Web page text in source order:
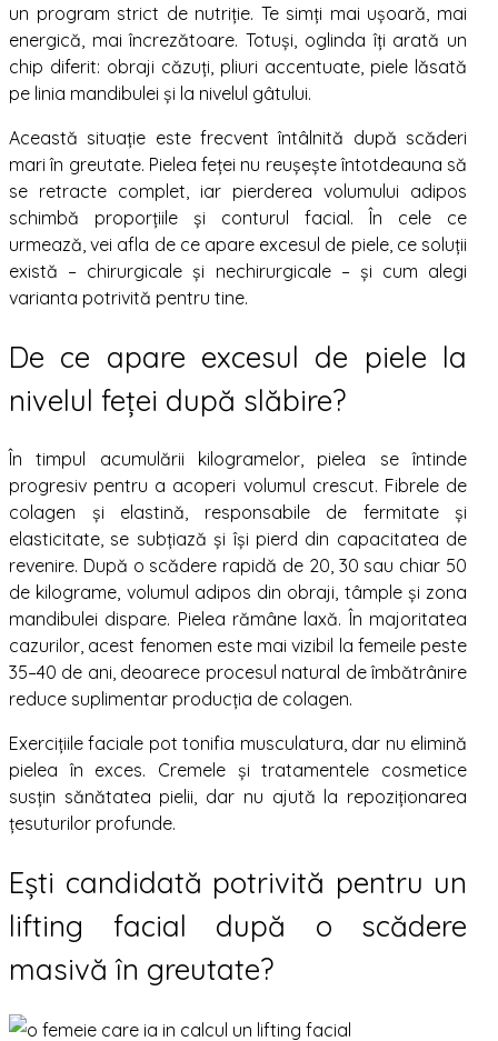
un program strict de nutriție. Te simți mai ușoară, mai
energică, mai încrezătoare. Totuși, oglinda îți arată un
chip diferit: obraji căzuți, pliuri accentuate, piele lăsată
pe linia mandibulei și la nivelul gâtului.
Această situație este frecvent întâlnită după scăderi
mari în greutate. Pielea feței nu reușește întotdeauna să
se retracte complet, iar pierderea volumului adipos
schimbă proporțiile și conturul facial. În cele ce
urmează, vei afla de ce apare excesul de piele, ce soluții
există – chirurgicale și nechirurgicale – și cum alegi
varianta potrivită pentru tine.
De ce apare excesul de piele la
nivelul feței după slăbire?
În timpul acumulării kilogramelor, pielea se întinde
progresiv pentru a acoperi volumul crescut. Fibrele de
colagen și elastină, responsabile de fermitate și
elasticitate, se subțiază și își pierd din capacitatea de
revenire. După o scădere rapidă de 20, 30 sau chiar 50
de kilograme, volumul adipos din obraji, tâmple și zona
mandibulei dispare. Pielea rămâne laxă. În majoritatea
cazurilor, acest fenomen este mai vizibil la femeile peste
35–40 de ani, deoarece procesul natural de îmbătrânire
reduce suplimentar producția de colagen.
Exercițiile faciale pot tonifia musculatura, dar nu elimină
pielea în exces. Cremele și tratamentele cosmetice
susțin sănătatea pielii, dar nu ajută la repoziționarea
țesuturilor profunde.
Ești candidată potrivită pentru un
lifting facial după o scădere
masivă în greutate?